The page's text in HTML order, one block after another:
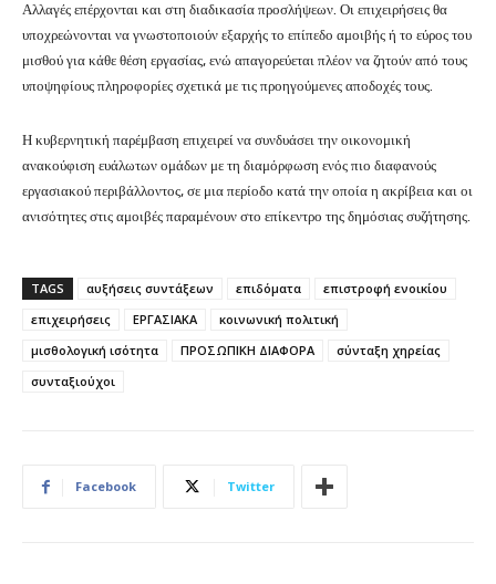
Αλλαγές επέρχονται και στη διαδικασία προσλήψεων. Οι επιχειρήσεις θα
υποχρεώνονται να γνωστοποιούν εξαρχής το επίπεδο αμοιβής ή το εύρος του
μισθού για κάθε θέση εργασίας, ενώ απαγορεύεται πλέον να ζητούν από τους
υποψηφίους πληροφορίες σχετικά με τις προηγούμενες αποδοχές τους.
Η κυβερνητική παρέμβαση επιχειρεί να συνδυάσει την οικονομική
ανακούφιση ευάλωτων ομάδων με τη διαμόρφωση ενός πιο διαφανούς
εργασιακού περιβάλλοντος, σε μια περίοδο κατά την οποία η ακρίβεια και οι
ανισότητες στις αμοιβές παραμένουν στο επίκεντρο της δημόσιας συζήτησης.
TAGS αυξήσεις συντάξεων επιδόματα
επιστροφή ενοικίου
επιχειρήσεις
ΕΡΓΑΣΙΑΚΑ
κοινωνική πολιτική
μισθολογική ισότητα
ΠΡΟΣΩΠΙΚΗ ΔΙΑΦΟΡΑ
σύνταξη χηρείας
συνταξιούχοι
Facebook Twitter